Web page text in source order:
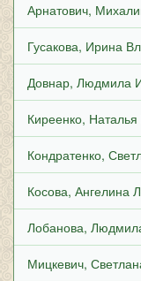
Арнатович,
Гусакова, Ирина
Довнар, Людмила
Киреенко,
Кондратенко,
Косова, Ангелина
Лобанова,
Мицкевич,